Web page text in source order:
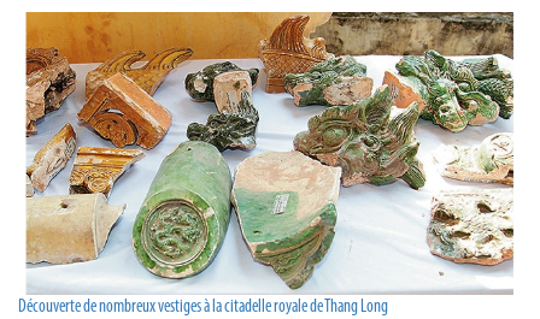
Découverte de nombreux vestiges à la citadelle royale de Thang Long